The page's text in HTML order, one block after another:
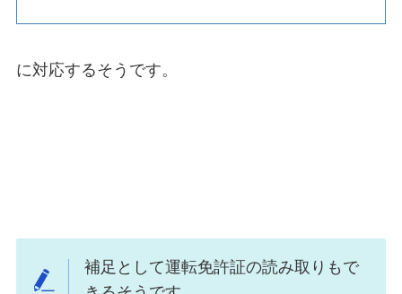
に対応するそうです。
補足として運転免許証の読み取りもで